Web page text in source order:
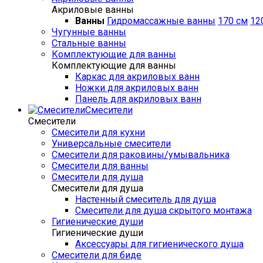
Акриловые ванны
Ванны Гидромассажные ванны 170 см
Чугунные ванны
Стальные ванны
Комплектующие для ванны
Комплектующие для ванны
Каркас для акриловых ванн
Ножки для акриловых ванн
Панель для акриловых ванн
Смесители
Смесители
Смесители для кухни
Универсальные смесители
Смесители для раковины/умывальника
Смесители для ванны
Смесители для душа
Смесители для душа
Настенный смеситель для душа
Смесители для душа скрытого монтажа
Гигиенические души
Гигиенические души
Аксессуары для гигиенического душа
Смесители для биде